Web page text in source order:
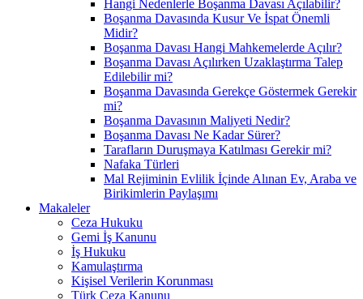
Hangi Nedenlerle Boşanma Davası Açılabilir?
Boşanma Davasında Kusur Ve İspat Önemli
Midir?
Boşanma Davası Hangi Mahkemelerde Açılır?
Boşanma Davası Açılırken Uzaklaştırma Talep
Edilebilir mi?
Boşanma Davasında Gerekçe Göstermek Gerekir
mi?
Boşanma Davasının Maliyeti Nedir?
Boşanma Davası Ne Kadar Sürer?
Tarafların Duruşmaya Katılması Gerekir mi?
Nafaka Türleri
Mal Rejiminin Evlilik İçinde Alınan Ev, Araba ve
Birikimlerin Paylaşımı
Makaleler
Ceza Hukuku
Gemi İş Kanunu
İş Hukuku
Kamulaştırma
Kişisel Verilerin Korunması
Türk Ceza Kanunu